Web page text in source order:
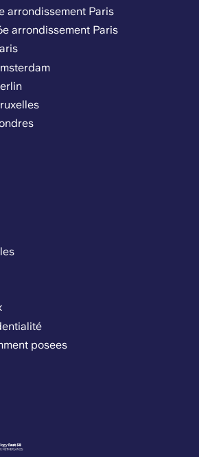
arrondissement Paris
arrondissement Paris
posees